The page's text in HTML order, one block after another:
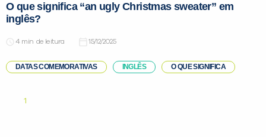
O que significa “an ugly Christmas sweater” em
inglês?
de leitura 15/12/2025
DATAS COMEMORATIVAS INGLÊS O QUE SIGNIFICA
1